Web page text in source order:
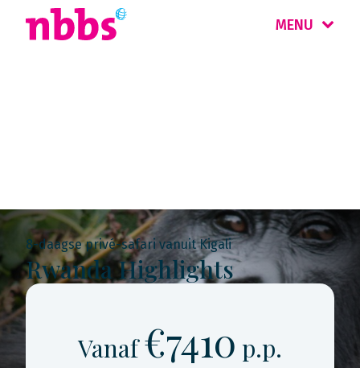
MENU
8-daagse privé-safari vanuit Kigali
Rwanda Highlights
Vanaf€7410 p.p.